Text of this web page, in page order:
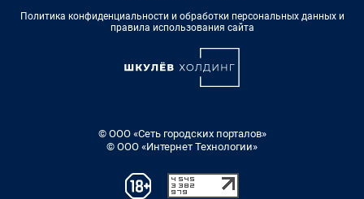
Политика конфиденциальности и обработки персональных данных и
правила использования сайта
© ООО «Сеть городских порталов»
© ООО «Интернет Технологии»